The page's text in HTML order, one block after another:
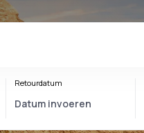
Retourdatum